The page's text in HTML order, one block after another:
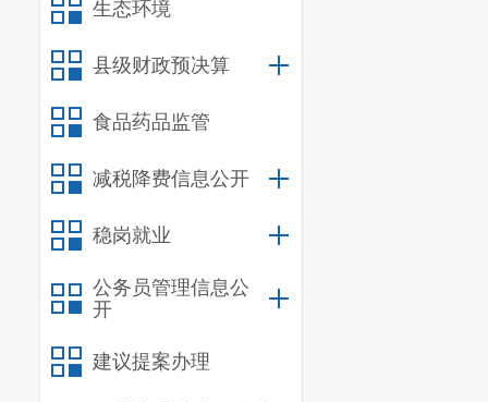
生态环境
县级财政预决算
食品药品监管
减税降费信息公开
稳岗就业
公务员管理信息公
开
建议提案办理